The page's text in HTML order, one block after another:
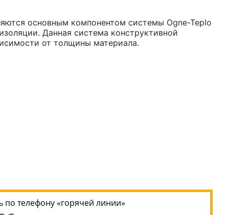
основным компонентом системы Ogne-Teplo
Данная система конструктивной
от толщины материала.
телефону «горячей линии»